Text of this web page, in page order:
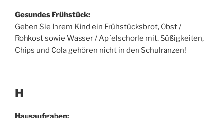
Gesundes Frühstück:
Geben Sie Ihrem Kind ein Frühstücksbrot, Obst /
Rohkost sowie Wasser / Apfelschorle mit. Süßigkeiten,
Chips und Cola gehören nicht in den Schulranzen!
H
Hausaufgaben: